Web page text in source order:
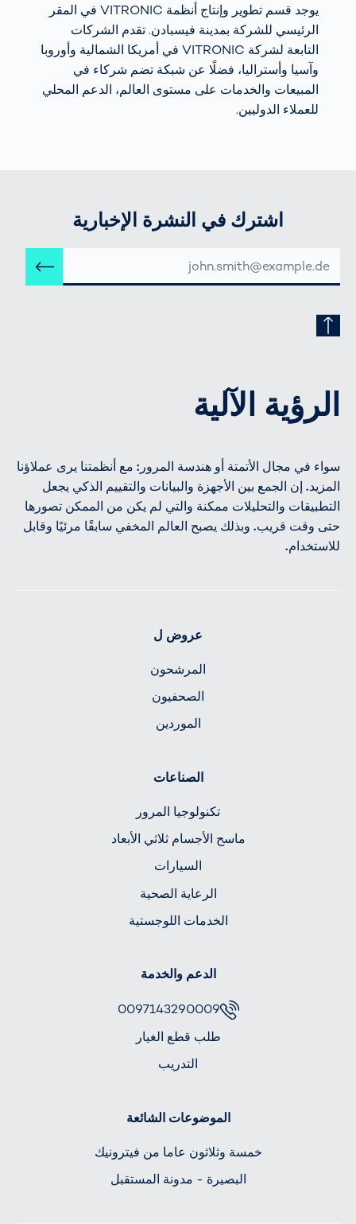
يوجد قسم تطوير وإنتاج أنظمة VITRONIC في المقر
الرئيسي للشركة بمدينة فيسبادن. تقدم الشركات
التابعة لشركة VITRONIC في أمريكا الشمالية وأوروبا
وآسيا وأستراليا، فضلًا عن شبكة تضم شركاء في
المبيعات والخدمات على مستوى العالم، الدعم المحلي
للعملاء الدوليين.
اشترك في النشرة الإخبارية
البريد
الإلكتروني
الرؤية الآلية
سواء في مجال الأتمتة أو هندسة المرور: مع أنظمتنا يرى عملاؤنا
المزيد. إن الجمع بين الأجهزة والبيانات والتقييم الذكي يجعل
التطبيقات والتحليلات ممكنة والتي لم يكن من الممكن تصورها
حتى وقت قريب. وبذلك يصبح العالم المخفي سابقًا مرئيًا وقابل
للاستخدام.
عروض ل
المرشحون
الصحفيون
الموردين
الصناعات
تكنولوجيا المرور
ماسح الأجسام ثلاثي الأبعاد
السيارات
الرعاية الصحية
الخدمات اللوجستية
الدعم والخدمة
0097143290009
طلب قطع الغيار
التدريب
الموضوعات الشائعة
خمسة وثلاثون عاما من فيترونيك
البصيرة - مدونة المستقبل